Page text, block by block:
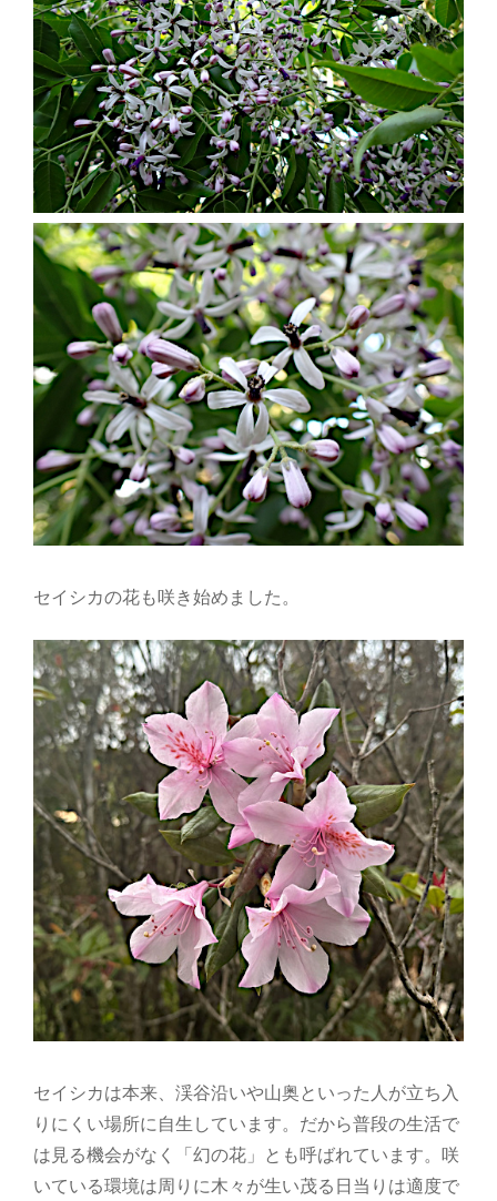
セイシカの花も咲き始めました。
セイシカは本来、渓谷沿いや山奥といった人が立ち入
りにくい場所に自生しています。だから普段の生活で
は見る機会がなく「幻の花」とも呼ばれています。咲
いている環境は周りに木々が生い茂る日当りは適度で